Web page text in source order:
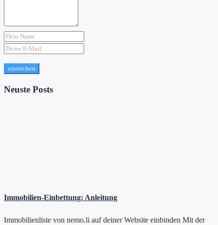
einreichen
Neuste Posts
Immobilien-Einbettung: Anleitung
Immobilienliste von nemo.li auf deiner Website einbinden Mit der